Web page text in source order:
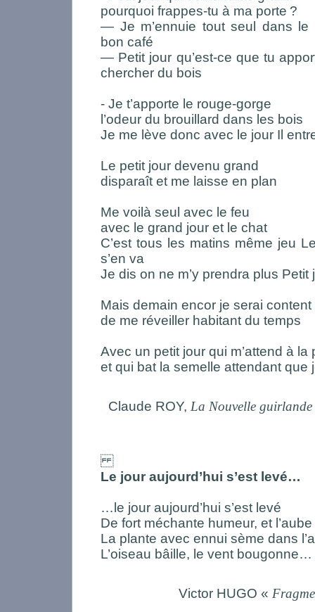
pourquoi frappes-tu à ma porte ?
— Je m’ennuie tout seul dans le
bon café
— Petit jour qu’est-ce que tu
chercher du bois
- Je t’apporte le rouge-gorge
l’odeur du brouillard dans les bois
Je me lève donc avec le jour Il
Le petit jour devenu grand
disparaît et me laisse en plan
Me voilà seul avec le feu
avec le grand jour et le chat
C’est tous les matins même jeu
s’en va
Je dis on ne m’y prendra plus Petit
Mais demain encor je serai content
de me réveiller habitant du temps
Avec un petit jour qui m’attend à la
et qui bat la semelle attendant que
Claude ROY, La Nouvelle guirlande
Le jour aujourd’hui s’est levé…
…le jour aujourd’hui s’est levé
De fort méchante humeur, et
La plante avec ennui sème dans
L’oiseau bâille, le vent bougonne…
Victor HUGO «